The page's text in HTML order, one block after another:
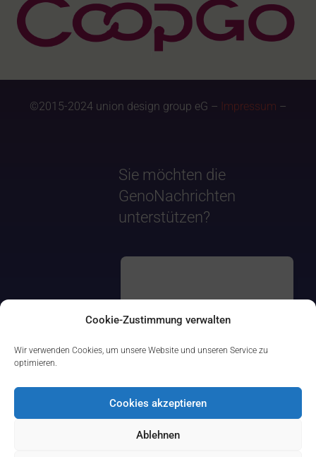
Cookie-Zustimmung verwalten
Wir verwenden Cookies, um unsere Website und unseren Service zu
optimieren.
Cookies akzeptieren
Ablehnen
©2015-2024 union design group eG – Impressum –
Sie möchten die
GenoNachrichten
unterstützen?